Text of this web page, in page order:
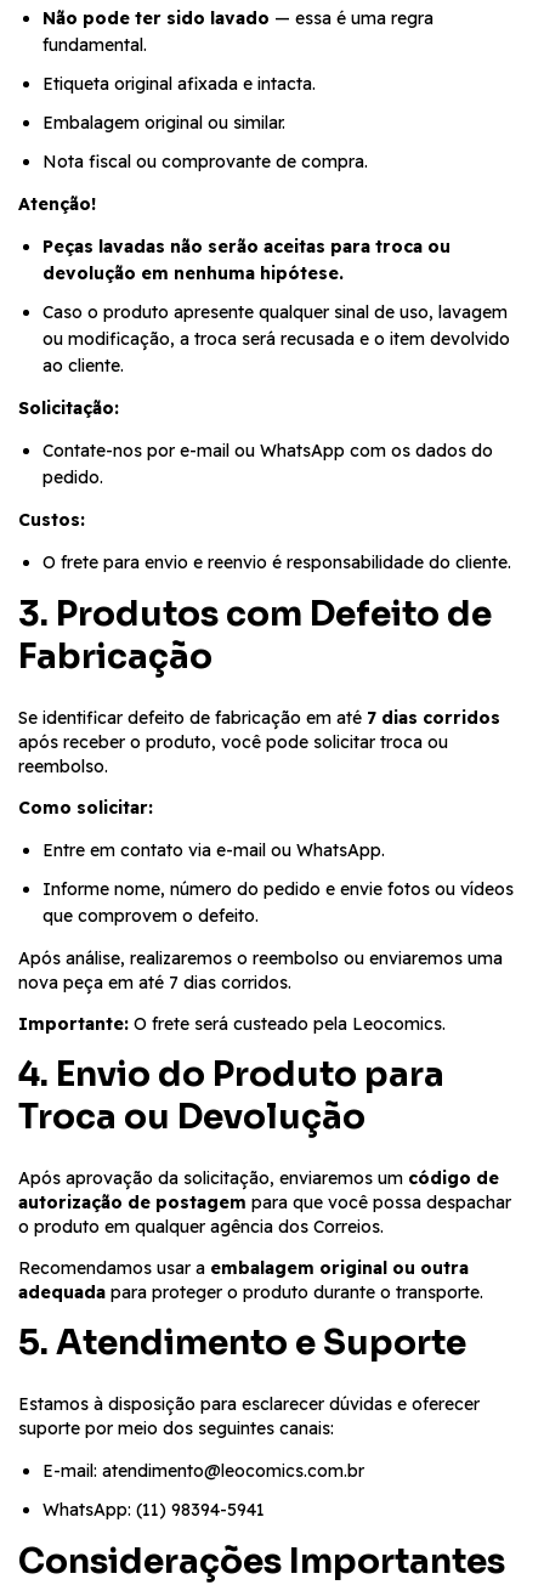
Não pode ter sido lavado — essa é uma regra
fundamental.
Etiqueta original afixada e intacta.
Embalagem original ou similar.
Nota fiscal ou comprovante de compra.
Atenção!
Peças lavadas não serão aceitas para troca ou
devolução em nenhuma hipótese.
Caso o produto apresente qualquer sinal de uso, lavagem
ou modificação, a troca será recusada e o item devolvido
ao cliente.
Solicitação:
Contate-nos por e-mail ou WhatsApp com os dados do
pedido.
Custos:
O frete para envio e reenvio é responsabilidade do cliente.
3. Produtos com Defeito de
Fabricação
Se identificar defeito de fabricação em até 7 dias corridos
após receber o produto, você pode solicitar troca ou
reembolso.
Como solicitar:
Entre em contato via e-mail ou WhatsApp.
Informe nome, número do pedido e envie fotos ou vídeos
que comprovem o defeito.
Após análise, realizaremos o reembolso ou enviaremos uma
nova peça em até 7 dias corridos.
Importante: O frete será custeado pela Leocomics.
4. Envio do Produto para
Troca ou Devolução
Após aprovação da solicitação, enviaremos um código de
autorização de postagem para que você possa despachar
o produto em qualquer agência dos Correios.
Recomendamos usar a embalagem original ou outra
adequada para proteger o produto durante o transporte.
5. Atendimento e Suporte
Estamos à disposição para esclarecer dúvidas e oferecer
suporte por meio dos seguintes canais:
E-mail: atendimento@leocomics.com.br
WhatsApp: (11) 98394-5941
Considerações Importantes